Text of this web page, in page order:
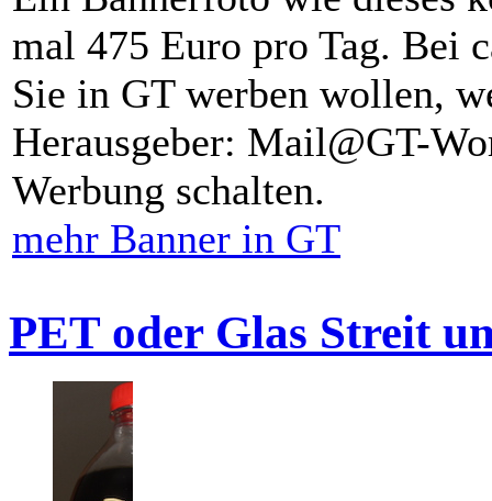
mal 475 Euro pro Tag. Bei
Sie in GT werben wollen,
Herausgeber: Mail@GT-
Werbung schalten.
mehr Banner in GT
PET oder Glas Streit